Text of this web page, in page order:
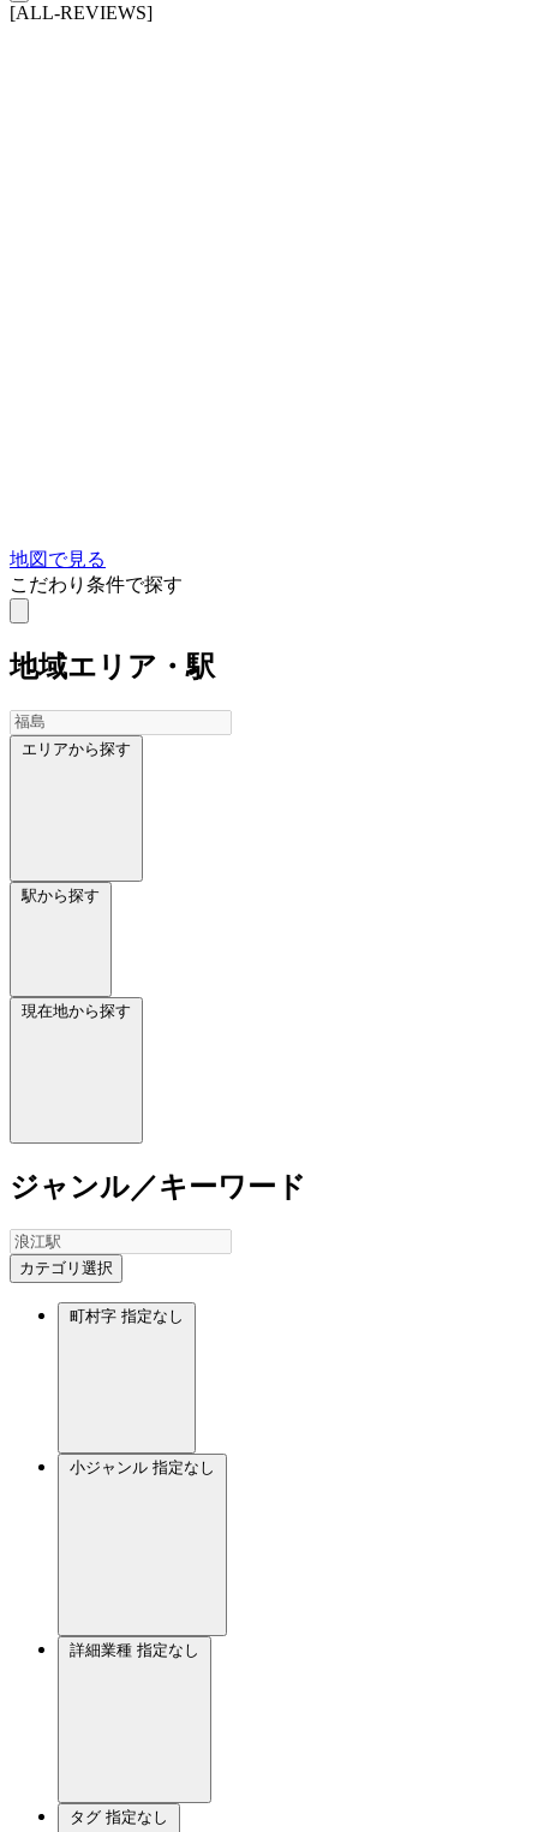
[ALL-REVIEWS]
地図で見る
こだわり条件で探す
地域エリア・駅
エリアから探す
駅から探す
現在地から探す
ジャンル／キーワード
カテゴリ選択
町村字 指定なし
小ジャンル 指定なし
詳細業種 指定なし
タグ 指定なし